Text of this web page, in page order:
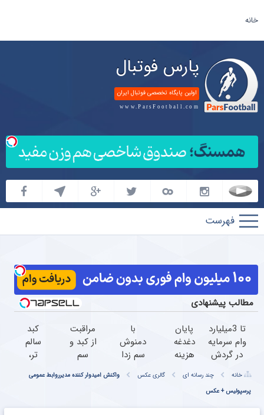
خانه
پارس فوتبال
اولین پایگاه تخصصی فوتبال ایران
www.ParsFootball.com
پارس
فوتبال
مطالب پیشنهادی
تا 3میلیارد
وام سرمایه
در گردش
=>
فروشگاهت
رو ثبت
پایان
دغدغه
هزینه
دندان
با پک
با
دمنوش
سم زدا
صفر
به
مراقبت
از کبد و
سم
آن با
گیاهی55%تخفیف
کبد
سالم
تر،
بهتر،با
سم
خانه چند رسانه ای گالری عکس
واکنش امیدوار کننده مدیرروابط عمومی
پرسپولیس + عکس